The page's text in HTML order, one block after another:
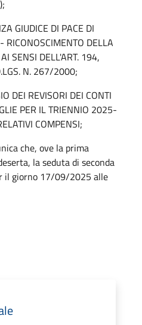
GIUDICE DI PACE DI
DELLA
SENSI DELL'ART. 194,
N. 267/2000;
DEI REVISORI DEI CONTI
PER IL TRIENNIO 2025-
COMPENSI;
che, ove la prima
la seduta di seconda
il giorno 17/09/2025 alle